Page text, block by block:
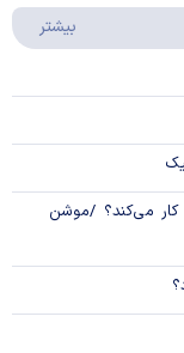
بیشتر
می‌کند؟ /موشن